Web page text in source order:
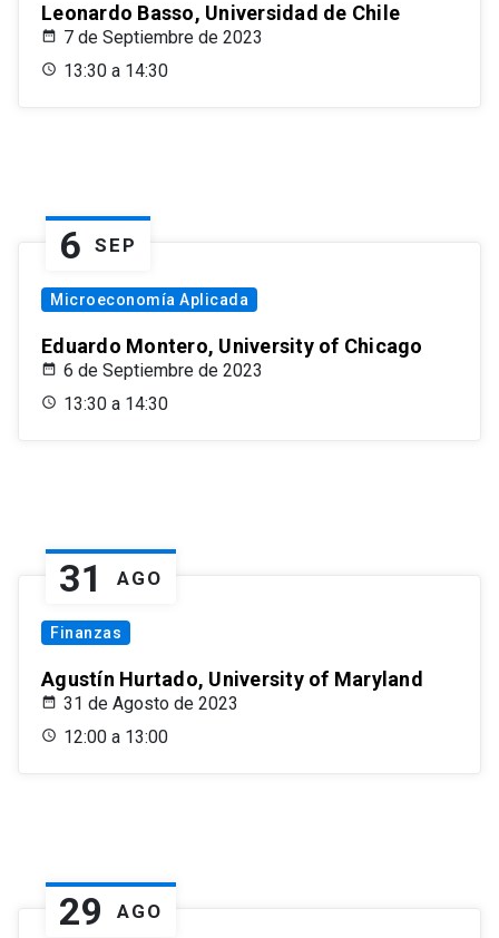
Leonardo Basso, Universidad de Chile
7 de Septiembre de 2023
13:30 a 14:30
6 SEP
Microeconomía Aplicada
Eduardo Montero, University of Chicago
6 de Septiembre de 2023
13:30 a 14:30
31 AGO
Finanzas
Agustín Hurtado, University of Maryland
31 de Agosto de 2023
12:00 a 13:00
29 AGO